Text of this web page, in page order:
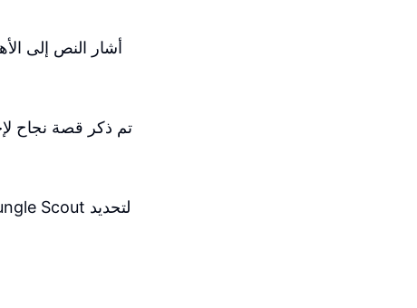
أشار النص إلى
تم ذكر قصة نجاح